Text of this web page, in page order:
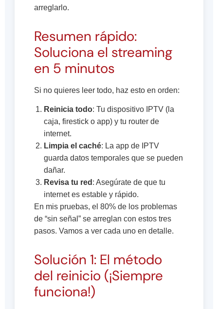
arreglarlo.
Resumen rápido:
Soluciona el streaming
en 5 minutos
Si no quieres leer todo, haz esto en orden:
Reinicia todo: Tu dispositivo IPTV (la
caja, firestick o app) y tu router de
internet.
Limpia el caché: La app de IPTV
guarda datos temporales que se pueden
dañar.
Revisa tu red : Asegúrate de que tu
internet es estable y rápido.
En mis pruebas, el 80% de los problemas
de “sin señal” se arreglan con estos tres
pasos. Vamos a ver cada uno en detalle.
Solución 1: El método
del reinicio (¡Siempre
funciona!)